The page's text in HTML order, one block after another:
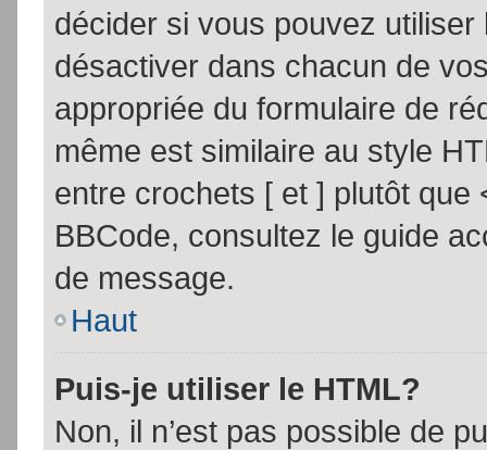
décider si vous pouvez
désactiver dans chacun de
appropriée du formulaire de
même est similaire au style
entre crochets [ et ] plutôt que
BBCode, consultez le guide
de message.
Haut
Puis-je utiliser le HTML?
Non, il n’est pas possible de